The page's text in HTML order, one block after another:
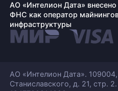
АО «Интелион Дата» внесено
ФНС как оператор
инфраструктуры
АО «Интелион Дата».
Станиславского, д. 21, стр.